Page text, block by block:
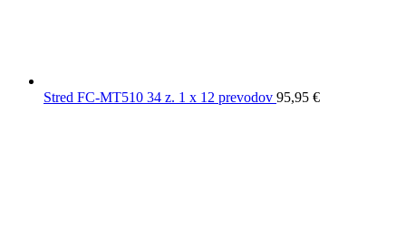
Stred FC-MT510 34 z. 1 x 12 prevodov 95,95 €